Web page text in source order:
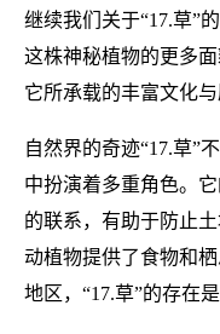
继续我们关于“17.草”
这株神秘植物的更多
它所承载的丰富文化与
自然界的奇迹“17.草”
中扮演着多重角色。
的联系，有助于防止
动植物提供了食物和
地区，“17.草”的存在